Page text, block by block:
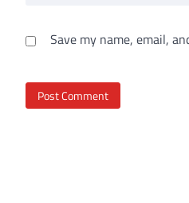
Save my name, email,